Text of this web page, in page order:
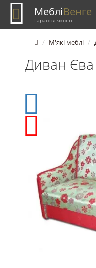
МебліВенге
Гарантія якості
М'які меблі
Диван